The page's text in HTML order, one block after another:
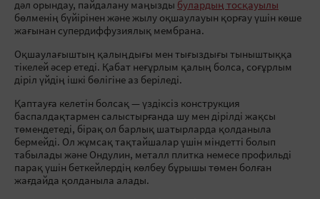
дәл орындау, пайдалану маңызды булардың тосқауылы
бөлменің бүйірінен және жылу оқшаулауын қорғау үшін көше
жағынан супердиффузиялық мембрана.
Оқшаулағыштың қалыңдығы мен тығыздығы тыныштыққа
тікелей әсер етеді. Қабат неғұрлым қалың болса, соғұрлым
діріл үйдің ішкі бөлігіне аз беріледі.
Қаптауға келетін болсақ — үздіксіз конструкция
баспалдақтармен салыстырғанда шу мен дірілді жақсы
төмендетеді, бірақ ол барлық шатырларда қолданыла
бермейді. Ол жұмсақ тақтайшалар үшін міндетті болып
табылады және Ондулин, металл плитка немесе профильді
парақ үшін беткейлердің көлбеу бұрышы төмен болған
жағдайда қолданыла алады.